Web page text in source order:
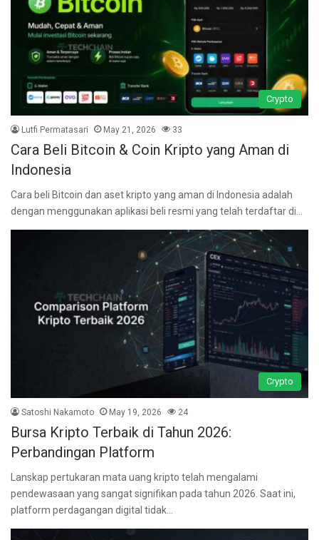
Crypto
Lutfi Permatasari May 21, 2026 33
Cara Beli Bitcoin & Coin Kripto yang Aman di
Indonesia
Cara beli Bitcoin dan aset kripto yang aman di Indonesia adalah
dengan menggunakan aplikasi beli resmi yang telah terdaftar di…
Crypto
Satoshi Nakamoto May 19, 2026 24
Bursa Kripto Terbaik di Tahun 2026:
Perbandingan Platform
Lanskap pertukaran mata uang kripto telah mengalami
pendewasaan yang sangat signifikan pada tahun 2026. Saat ini,
platform perdagangan digital tidak…